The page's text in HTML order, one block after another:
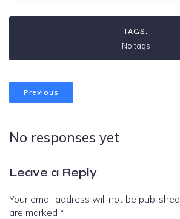
TAGS:
No tags
Previous
No responses yet
Leave a Reply
Your email address will not be published.
are marked *